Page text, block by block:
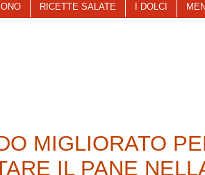
RICETTE SALATE I DOLCI
MIGLIORATO
IL PANE